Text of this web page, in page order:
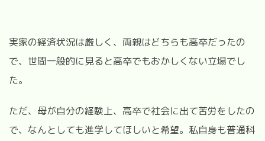
実家の経済状況は厳しく、両親はどちらも高卒だったの
で、世間一般的に見ると高卒でもおかしくない立場でし
た。
ただ、母が自分の経験上、高卒で社会に出て苦労をしたの
で、なんとしても進学してほしいと希望。私自身も普通科